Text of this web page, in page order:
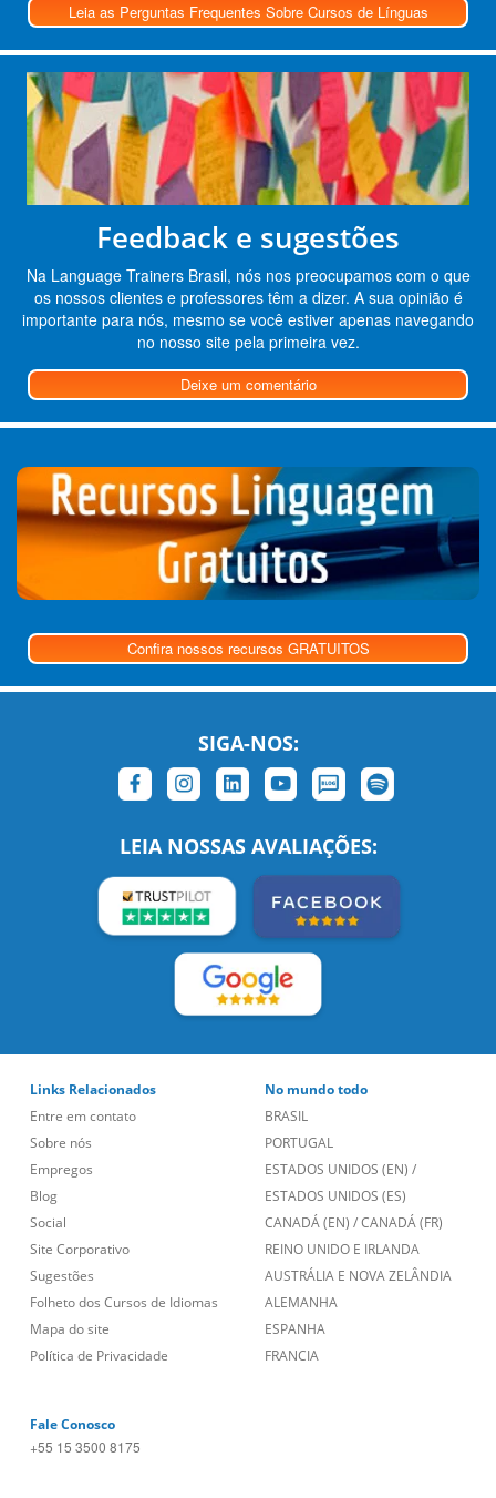
Leia as Perguntas Frequentes Sobre Cursos de Línguas
Feedback e sugestões
Na Language Trainers Brasil, nós nos preocupamos com o que
os nossos clientes e professores têm a dizer. A sua opinião é
importante para nós, mesmo se você estiver apenas navegando
no nosso site pela primeira vez.
Deixe um comentário
Confira nossos recursos GRATUITOS
SIGA-NOS:
LEIA NOSSAS AVALIAÇÕES:
Links Relacionados
Entre em contato
Sobre nós
Empregos
Blog
Social
Site Corporativo
Sugestões
Folheto dos Cursos de Idiomas
Mapa do site
Política de Privacidade
No mundo todo
BRASIL
PORTUGAL
ESTADOS UNIDOS (EN) /
ESTADOS UNIDOS (ES)
CANADÁ (EN) /CANADÁ (FR)
REINO UNIDO E IRLANDA
AUSTRÁLIA E NOVA ZELÂNDIA
ALEMANHA
ESPANHA
FRANCIA
Fale Conosco
+55 15 3500 8175